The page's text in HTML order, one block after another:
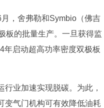
，舍弗勒和Symbio（佛吉
板的批量生产。一旦获得监
启动超高功率密度双极板
业加速实现脱碳。为此，
变气门机构可有效降低油耗